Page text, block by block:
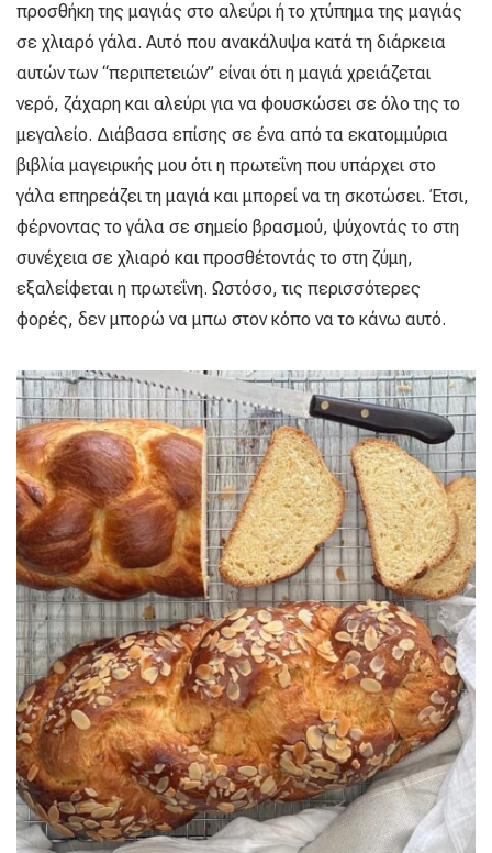
προσθήκη της μαγιάς στο αλεύρι ή το χτύπημα της μαγιάς
σε χλιαρό γάλα. Αυτό που ανακάλυψα κατά τη διάρκεια
αυτών των “περιπετειών” είναι ότι η μαγιά χρειάζεται
νερό, ζάχαρη και αλεύρι για να φουσκώσει σε όλο της το
μεγαλείο. Διάβασα επίσης σε ένα από τα εκατομμύρια
βιβλία μαγειρικής μου ότι η πρωτεΐνη που υπάρχει στο
γάλα επηρεάζει τη μαγιά και μπορεί να τη σκοτώσει. Έτσι,
φέρνοντας το γάλα σε σημείο βρασμού, ψύχοντάς το στη
συνέχεια σε χλιαρό και προσθέτοντάς το στη ζύμη,
εξαλείφεται η πρωτεΐνη. Ωστόσο, τις περισσότερες
φορές, δεν μπορώ να μπω στον κόπο να το κάνω αυτό.